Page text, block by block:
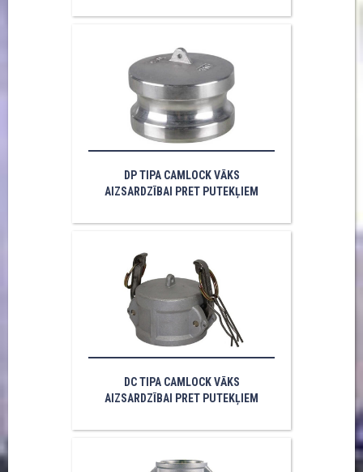
DP TIPA CAMLOCK VĀKS
AIZSARDZĪBAI PRET PUTEKĻIEM
DC TIPA CAMLOCK VĀKS
AIZSARDZĪBAI PRET PUTEKĻIEM